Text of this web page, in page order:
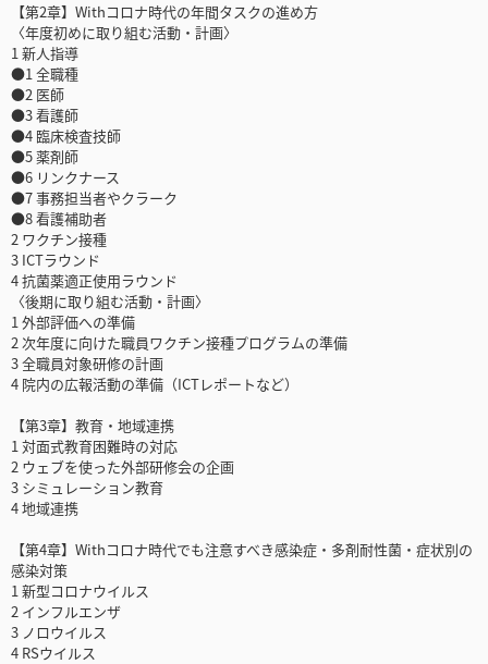
【第2章】Withコロナ時代の年間タスクの進め方
〈年度初めに取り組む活動・計画〉
1 新人指導
●1 全職種
●2 医師
●3 看護師
●4 臨床検査技師
●5 薬剤師
●6 リンクナース
●7 事務担当者やクラーク
●8 看護補助者
2 ワクチン接種
3 ICTラウンド
4 抗菌薬適正使用ラウンド
〈後期に取り組む活動・計画〉
1 外部評価への準備
2 次年度に向けた職員ワクチン接種プログラムの準備
3 全職員対象研修の計画
4 院内の広報活動の準備（ICTレポートなど）
【第3章】教育・地域連携
1 対面式教育困難時の対応
2 ウェブを使った外部研修会の企画
3 シミュレーション教育
4 地域連携
【第4章】Withコロナ時代でも注意すべき感染症・多剤耐性菌・症状別の
感染対策
1 新型コロナウイルス
2 インフルエンザ
3 ノロウイルス
4 RSウイルス